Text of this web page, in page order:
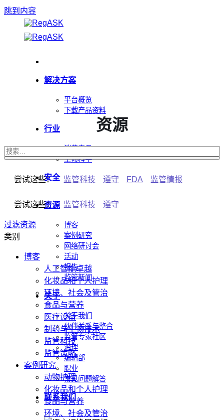
跳到内容
解决方案
平台概览
下载产品资料
行业
消费产品
生命科学
安全
资源
博客
案例研究
网络研讨会
活动
报告
监管新闻
关于
关于我们
伙伴关系与整合
监管专家社区
治理
编辑部
职业
常见问题解答
联系我们
资源
尝试这些： 监管科技 遵守 FDA 监管情报
尝试这些： 监管科技 遵守
过滤资源
类别
博客
人工智能卓越
化妆品和个人护理
环境、社会及管治
食品与营养
医疗设备
制药与生物技术
监管科技
监管策略
案例研究
动物护理
化妆品和个人护理
食品与营养
环境、社会及管治